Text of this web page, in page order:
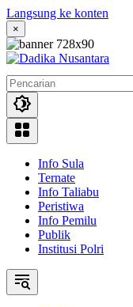
Langsung ke konten
×
Info Sula
Ternate
Info Taliabu
Peristiwa
Info Pemilu
Publik
Institusi Polri